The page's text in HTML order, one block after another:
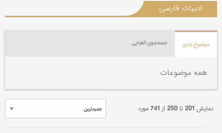
ادبیات فارسی
موضوع بندی جستجوی الفبایی
همه موضوعات
نمایش 201تا250 از741مورد